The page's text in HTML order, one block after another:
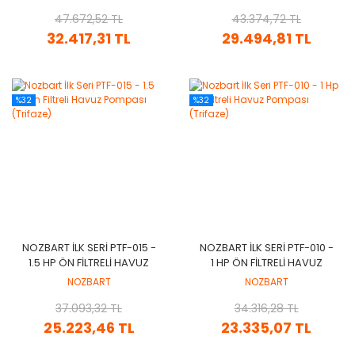
32.417,31 TL
47.672,52 TL
29.494,81 TL
43.374,72 TL
%32
NOZBART İLK SERI PTF-015 -
1.5 HP ÖN FILTRELI HAVUZ
POMPASI (TRIFAZE)
NOZBART
25.223,46 TL
37.093,32 TL
%32
NOZBART İLK SERI PTF-010 -
1 HP ÖN FILTRELI HAVUZ
POMPASI (TRIFAZE)
NOZBART
23.335,07 TL
34.316,28 TL